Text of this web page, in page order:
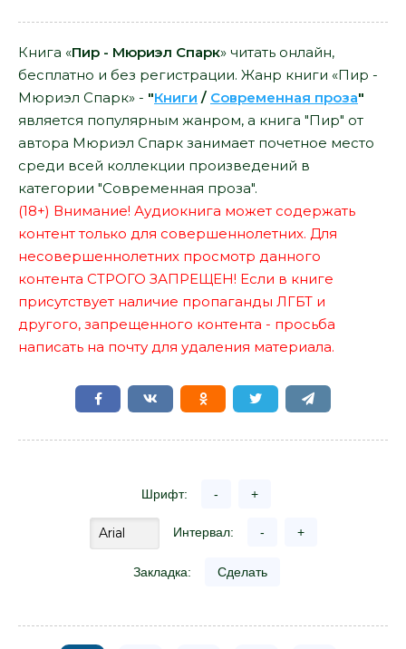
Книга «Пир - Мюриэл Спарк» читать онлайн,
бесплатно и без регистрации. Жанр книги «Пир -
Мюриэл Спарк» - "Книги / Современная проза"
является популярным жанром, а книга "Пир" от
автора Мюриэл Спарк занимает почетное место
среди всей коллекции произведений в
категории "Современная проза".
(18+) Внимание! Аудиокнига может содержать
контент только для совершеннолетних. Для
несовершеннолетних просмотр данного
контента СТРОГО ЗАПРЕЩЕН! Если в книге
присутствует наличие пропаганды ЛГБТ и
другого, запрещенного контента - просьба
написать на почту для удаления материала.
Шрифт: - +
Интервал: - +
Закладка: Сделать